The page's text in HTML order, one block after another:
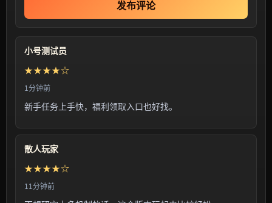
发布评论
小号测试员
★★★★☆
1分钟前
新手任务上手快，福利领取入口也好找。
散人玩家
★★★★☆
11分钟前